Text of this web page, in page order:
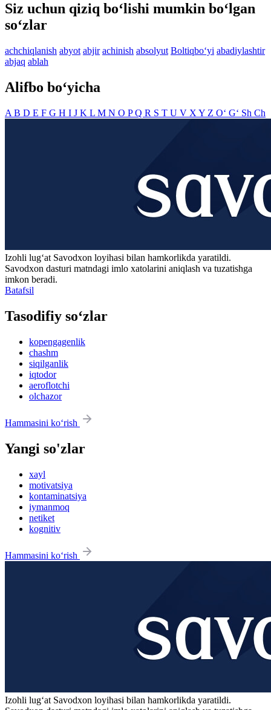
Siz uchun qiziq bo‘lishi mumkin bo‘lgan
so‘zlar
achchiqlanish abyot abjir achinish absolyut Boltiqbo‘yi abadiylashtir
abjaq ablah
Alifbo bo‘yicha
A B D E F G H I J K L M N O PQ R S T U V X Y Z O‘ G‘ Sh Ch
Izohli lugʻat Savodxon loyihasi bilan hamkorlikda yaratildi.
Savodxon dasturi matndagi imlo xatolarini aniqlash va tuzatishga
imkon beradi.
Batafsil
Tasodifiy so‘zlar
kopengagenlik
chashm
siqilganlik
iqtodor
aeroflotchi
olchazor
Hammasini ko‘rish
Yangi so'zlar
xayl
motivatsiya
kontaminatsiya
iymanmoq
netiket
kognitiv
Hammasini ko‘rish
Izohli lugʻat Savodxon loyihasi bilan hamkorlikda yaratildi.